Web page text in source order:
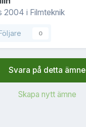
2004 i Filmteknik
0
Svara på detta ämne
Skapa nytt ämne